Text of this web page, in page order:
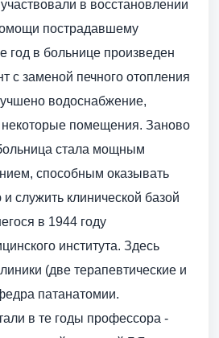
в восстановлении
пострадавшему
год в больнице произведен
с заменой печного отопления
водоснабжение,
некоторые помещения. Заново
стала мощным
способным оказывать
служить клинической базой
в 1944 году
института. Здесь
(две терапевтические и
патанатомии.
в те годы профессора -